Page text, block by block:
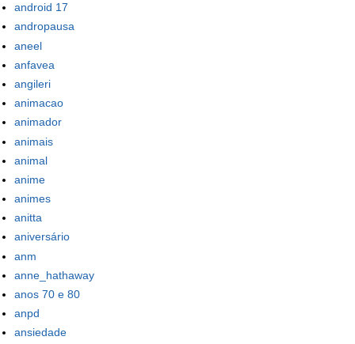
android 17
andropausa
aneel
anfavea
angileri
animacao
animador
animais
animal
anime
animes
anitta
aniversário
anm
anne_hathaway
anos 70 e 80
anpd
ansiedade